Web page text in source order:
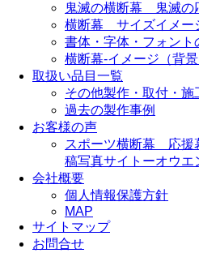
鬼滅の横断幕 鬼滅の
横断幕 サイズイメー
書体・字体・フォント
横断幕-イメージ（背景
取扱い品目一覧
その他製作・取付・施
過去の製作事例
お客様の声
スポーツ横断幕 応援
稿写真サイトーオウエ
会社概要
個人情報保護方針
MAP
サイトマップ
お問合せ